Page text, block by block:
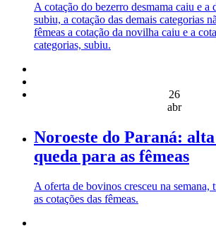
A cotação do bezerro desmama caiu e a
subiu, a cotação das demais categorias
fêmeas a cotação da novilha caiu e a
categorias, subiu.
26
abr
Noroeste do Paraná:
queda para as fêmeas
A oferta de bovinos cresceu na semana,
as cotações das fêmeas.